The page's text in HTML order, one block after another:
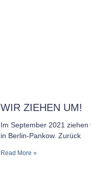
WIR ZIEHEN UM!
Im September 2021
in Berlin-Pankow. Zurück
Read More »